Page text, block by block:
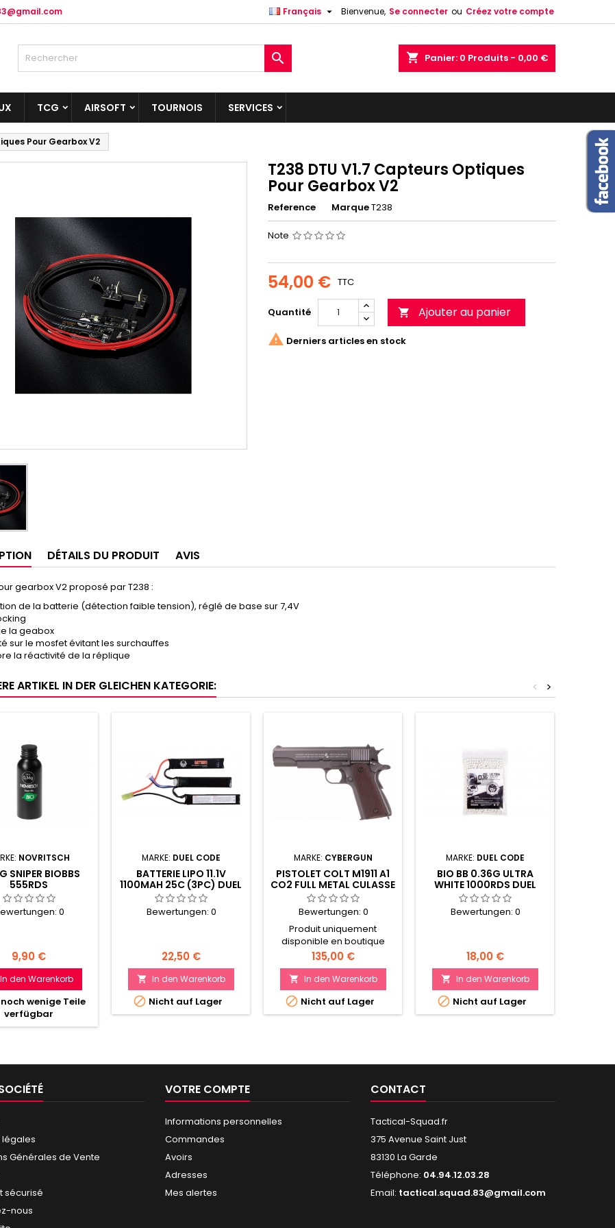
Bienvenue, Se connecter ou Créez votre compte
Français 
shopping_cart Panier: 0 Produits - 0,00 €

TCG AIRSOFT TOURNOIS SERVICES
Pour Gearbox V2
T238 DTU V1.7 Capteurs Optiques
Pour Gearbox V2
Reference MarqueT238
Note
54,00 € TTC
Quantité  Ajouter au panier
 Derniers articles en stock
DÉTAILS DU PRODUIT AVIS
gearbox V2 proposé par T238 :
de la batterie (détection faible tension), réglé de base sur 7,4V
la geabox
sur le mosfet évitant les surchauffes
la réactivité de la réplique
ARTIKEL IN DER GLEICHEN KATEGORIE: >
<
NOVRITSCH
SNIPER BIOBBS
555RDS
0
Preis
9,90 €
In den Warenkorb
wenige Teile
verfügbar
MARKE: DUEL CODE
BATTERIE LIPO 11.1V
1100MAH 25C (3PC) DUEL
CODE
Bewertungen: 0
Preis
22,50 €
 In den Warenkorb
 Nicht auf Lager
MARKE: CYBERGUN
PISTOLET COLT M1911 A1
CO2 FULL METAL CULASSE
MOBILE
Bewertungen: 0
Produit uniquement
disponible en boutique
Preis
135,00 €
 In den Warenkorb
 Nicht auf Lager
MARKE: DUEL CODE
BIO BB 0.36G ULTRA
WHITE 1000RDS DUEL
CODE
Bewertungen: 0
Preis
18,00 €
 In den Warenkorb
 Nicht auf Lager
légales
Générales de Vente
sécurisé
nous
VOTRE COMPTE
Informations personnelles
Commandes
Avoirs
Adresses
Mes alertes
CONTACT
Tactical-Squad.fr
375 Avenue Saint Just
83130 La Garde
Téléphone: 04.94.12.03.28
Email: tactical.squad.83@gmail.com